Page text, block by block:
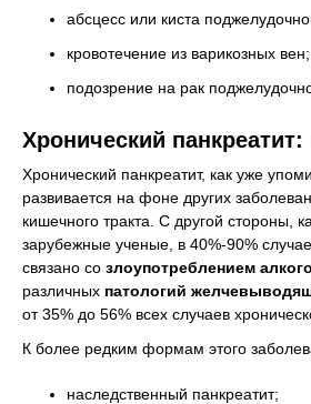
абсцесс или киста
кровотечение из варикозных вен;
подозрение на рак
Хронический
Хронический панкреатит, как уже
развивается на фоне других
кишечного тракта. С другой стороны,
зарубежные ученые, в 40%-90%
связано со злоупотреблением
различных патологий
от 35% до 56% всех случаев
К более редким формам этого
наследственный панкреатит;